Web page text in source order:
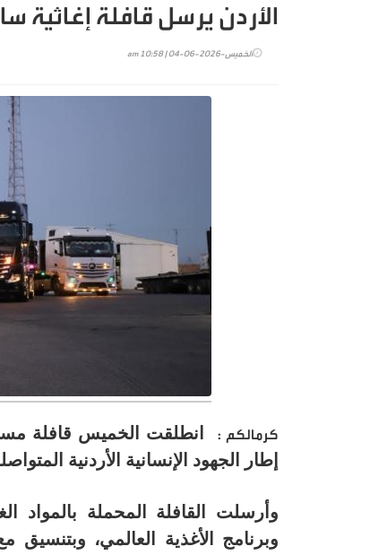
الأردن يرسل قافلة إغاثية
الخميس-2026-06-04 | 10:58 am
كرمالكم :
إطار الجهود الإنسانية الأردنية
وأرسلت القافلة المحملة بالمواد
وبرنامج الأغذية العالمي،